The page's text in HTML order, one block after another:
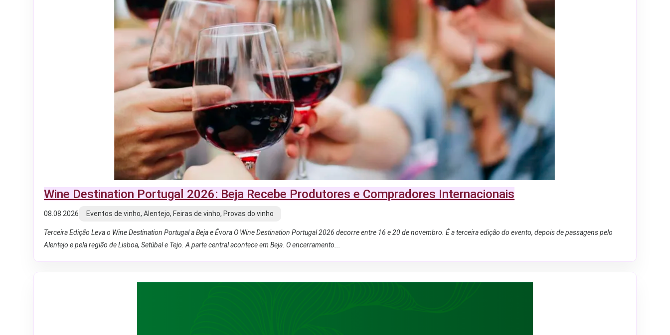
Wine Destination Portugal 2026: Beja Recebe Produtores e Compradores Internacionais
08.08.2026 Eventos de vinho, Alentejo, Feiras de vinho, Provas do vinho
Terceira Edição Leva o Wine Destination Portugal a Beja e Évora O Wine Destination Portugal 2026 decorre entre 16 e 20 de novembro. É a terceira edição do evento, depois de passagens pelo
Alentejo e pela região de Lisboa, Setúbal e Tejo. A parte central acontece em Beja. O encerramento...